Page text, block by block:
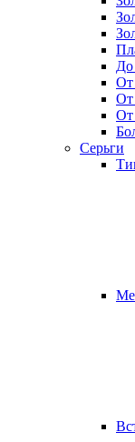
До
От
От
От
Серьги